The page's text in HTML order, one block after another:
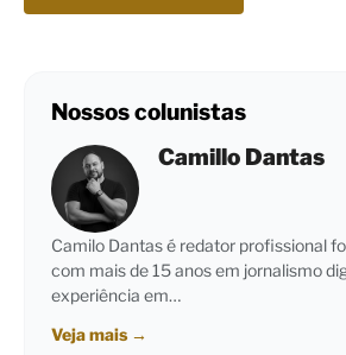
Nossos colunistas
Camillo Dantas
Camilo Dantas é redator profissional
com mais de 15 anos em jornalismo
experiência em…
Veja mais →